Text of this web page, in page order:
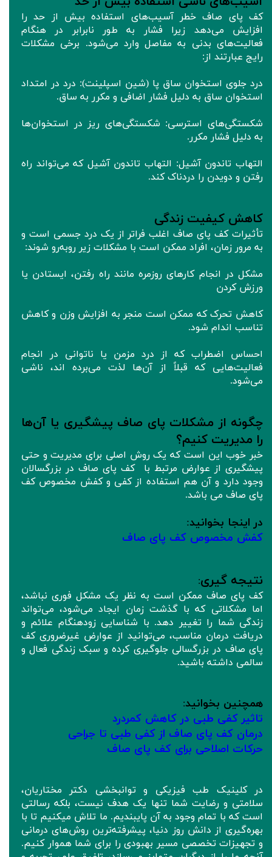
کف پای صاف خطر آسیب‌های استفاده بیش از حد را
افزایش می‌دهد زیرا فشار به طور نابرابر در هنگام
فعالیت‌های بدنی به مفاصل وارد می‌شود. برخی مشکلات
رایج عبارتند از:
درد جلوی استخوان ساق پا (شین اسپلینت): درد در امتداد
استخوان ساق به دلیل فشار اضافی و مکرر به ساق.
شکستگی‌های استرسی: شکستگی‌های ریز در استخوان‌ها
به دلیل فشار مکرر.
التهاب تاندون آشیل: التهاب تاندون آشیل که می‌تواند راه
رفتن و دویدن را دردناک کند.
کاهش کیفیت زندگی
تأثیرات کف پای صاف اغلب فراتر از یک درد جسمی است و
به مرور زمان، افراد ممکن است با مشکلات زیر روبه‌رو شوند:
مشکل در انجام کارهای روزمره مانند راه رفتن، ایستادن یا
ورزش کردن
کاهش تحرک که ممکن است منجر به افزایش وزن و کاهش
تناسب اندام شود.
احساس اضطراب که از درد مزمن یا ناتوانی در انجام
فعالیت‌هایی که قبلاً از آن‌ها لذت می‌برده اند، ناشی
می‌شود.
چگونه از مشکلات پای صاف پیشگیری یا آن‌ها
را مدیریت کنیم؟
خبر خوب این است که یک روش اصلی برای مدیریت و حتی
پیشگیری از عوارض مرتبط با کف پای صاف در بزرگسالان
وجود دارد و آن هم استفاده از کفی و کفش مخصوص کف
پای صاف می باشد.
در اینجا بخوانید:
کفش مخصوص کف پای صاف
نتیجه‌ گیری:
کف پای صاف ممکن است به نظر یک مشکل فوری نباشد،
اما مشکلاتی که با گذشت زمان ایجاد می‌شود، می‌تواند
زندگی شما را تغییر دهد. با شناسایی زودهنگام علائم و
دریافت درمان مناسب، می‌توانید از عوارض غیرضروری کف
پای صاف در بزرگسالی جلوگیری کرده و سبک زندگی فعال و
سالمی داشته باشید.
همچنین بخوانید:
تاثیر کفی طبی در کاهش کمردرد
درمان کف پای صاف از کفی طبی تا جراحی
حرکات اصلاحی برای کف پای صاف
در کلینیک طب فیزیکی و توانبخشی دکتر مختاریان،
سلامتی و رضایت شما تنها یک هدف نیست، بلکه رسالتی
است که با تمام وجود به آن پایبندیم. ما تلاش میکنیم تا با
بهره‌گیری از دانش روز دنیا، پیشرفته‌ترین روش‌های درمانی
و تجهیزات تخصصی مسیر بهبودی را برای شما هموار کنیم.